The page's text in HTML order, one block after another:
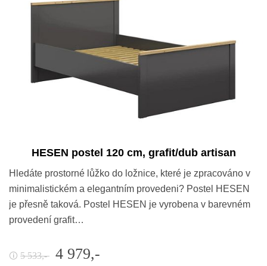
HESEN postel 120 cm, grafit/dub artisan
Hledáte prostorné lůžko do ložnice, které je zpracováno v
minimalistickém a elegantním provedeni? Postel HESEN
je přesně taková. Postel HESEN je vyrobena v barevném
provedení grafit…
🛈 5 533,- 4 979,-